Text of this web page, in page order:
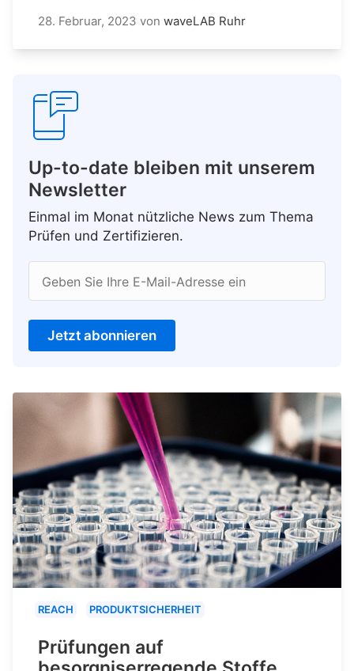
28. Februar, 2023 von waveLAB Ruhr
Up-to-date bleiben mit unserem
Newsletter
Einmal im Monat nützliche News zum Thema
Prüfen und Zertifizieren.
Geben Sie Ihre E-Mail-Adresse ein
Jetzt abonnieren
REACH PRODUKTSICHERHEIT
Prüfungen auf